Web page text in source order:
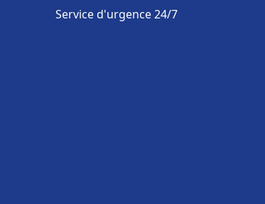
Service d'urgence 24/7